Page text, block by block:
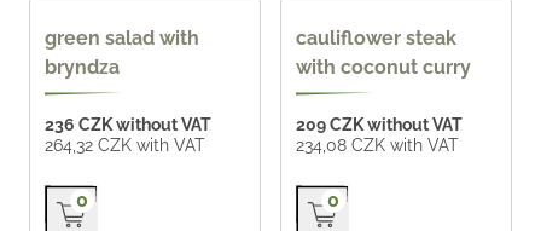
green salad with
bryndza
236 CZK without VAT
264,32 CZK with VAT
Přidat do košíku
0
cauliflower steak
with coconut curry
209 CZK without VAT
234,08 CZK with VAT
Přidat do košíku
0